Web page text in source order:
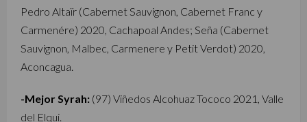
Pedro Altaïr (Cabernet Sauvignon, Cabernet Franc y
Carmenére) 2020, Cachapoal Andes; Seña (Cabernet
Sauvignon, Malbec, Carmenere y Petit Verdot) 2020,
Aconcagua.
-Mejor Syrah: (97) Viñedos Alcohuaz Tococo 2021, Valle
del Elqui.